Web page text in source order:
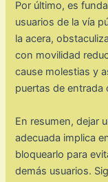
Por último, es
usuarios de la vía
la acera,
con movilidad
cause molestias y
puertas de entrada
En resumen, dejar
adecuada implica
bloquearlo para
demás usuarios.